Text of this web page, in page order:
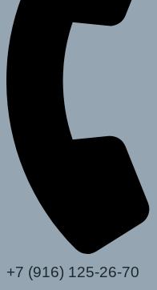
+7 (916) 125-26-70